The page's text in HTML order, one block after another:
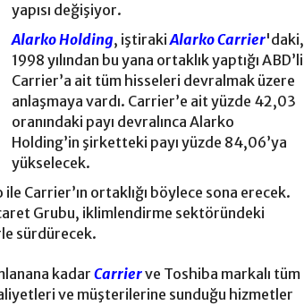
yapısı değişiyor.
Alarko Holding, iştirakiAlarko Carrier'daki,
1998 yılından bu yana ortaklık yaptığı ABD’li
Carrier’a ait tüm hisseleri devralmak üzere
anlaşmaya vardı. Carrier’e ait yüzde 42,03
oranındaki payı devralınca Alarko
Holding’in şirketteki payı yüzde 84,06’ya
yükselecek.
Carrier’ın ortaklığı böylece sona erecek.
Grubu, iklimlendirme sektöründeki
sürdürecek.
kadarCarrierve Toshiba markalı tüm
ve müşterilerine sunduğu hizmetler